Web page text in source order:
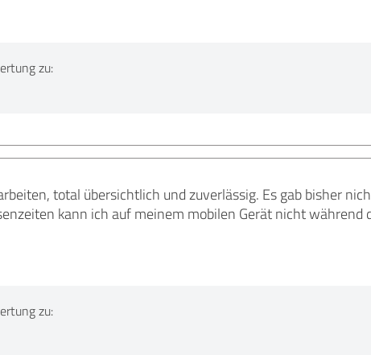
zu:
total übersichtlich und zuverlässig. Es gab bisher
kann ich auf meinem mobilen Gerät nicht während
zu: